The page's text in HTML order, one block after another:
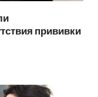
прививки